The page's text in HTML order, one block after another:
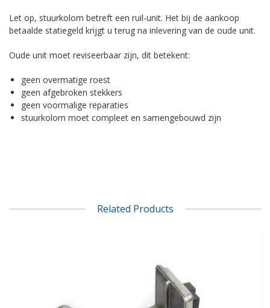
Let op, stuurkolom betreft een ruil-unit. Het bij de aankoop
betaalde statiegeld krijgt u terug na inlevering van de oude unit.
Oude unit moet reviseerbaar zijn, dit betekent:
geen overmatige roest
geen afgebroken stekkers
geen voormalige reparaties
stuurkolom moet compleet en samengebouwd zijn
Related Products